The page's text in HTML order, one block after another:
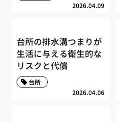
2026.04.09
台所の排水溝つまりが
生活に与える衛生的な
リスクと代償
2026.04.06
台所